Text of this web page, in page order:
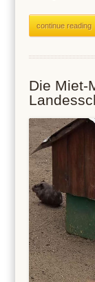
continue reading
Die Miet-